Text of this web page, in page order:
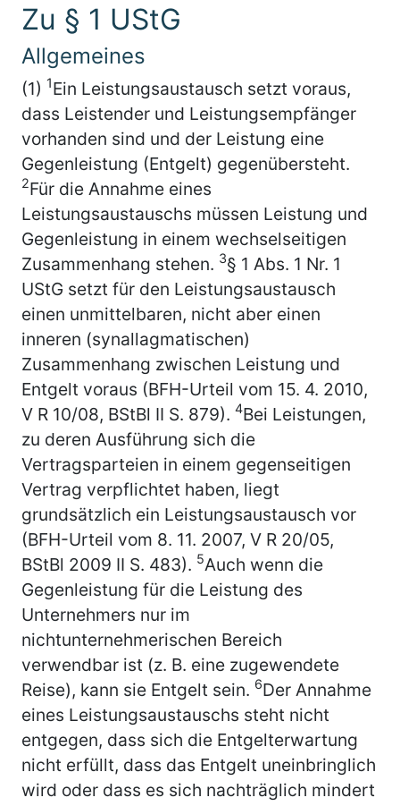
Zu § 1 UStG
Allgemeines
(1) 1Ein Leistungsaustausch setzt voraus,
dass Leistender und Leistungsempfänger
vorhanden sind und der Leistung eine
Gegenleistung (Entgelt) gegenübersteht.
2Für die Annahme eines
Leistungsaustauschs müssen Leistung und
Gegenleistung in einem wechselseitigen
Zusammenhang stehen. 3§ 1 Abs. 1 Nr. 1
UStG setzt für den Leistungsaustausch
einen unmittelbaren, nicht aber einen
inneren (synallagmatischen)
Zusammenhang zwischen Leistung und
Entgelt voraus (BFH-Urteil vom 15. 4. 2010,
V R 10/08, BStBl II S. 879). 4Bei Leistungen,
zu deren Ausführung sich die
Vertragsparteien in einem gegenseitigen
Vertrag verpflichtet haben, liegt
grundsätzlich ein Leistungsaustausch vor
(BFH-Urteil vom 8. 11. 2007, V R 20/05,
BStBl 2009 II S. 483). 5Auch wenn die
Gegenleistung für die Leistung des
Unternehmers nur im
nichtunternehmerischen Bereich
verwendbar ist (z. B. eine zugewendete
Reise), kann sie Entgelt sein. 6Der Annahme
eines Leistungsaustauschs steht nicht
entgegen, dass sich die Entgelterwartung
nicht erfüllt, dass das Entgelt uneinbringlich
wird oder dass es sich nachträglich mindert